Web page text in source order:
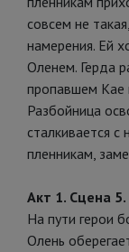
совсем не
намерения. Ей
Оленем. Герда
пропавшем Кае
Разбойница
сталкивается с
пленникам,
Акт 1. Сцена 5.
На пути герои
Олень